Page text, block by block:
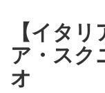
【イタ
ア・スク
オ